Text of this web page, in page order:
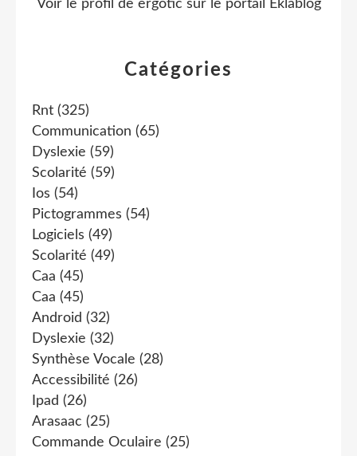
Catégories
Rnt (325)
Communication (65)
Dyslexie (59)
Scolarité (59)
Ios (54)
Pictogrammes (54)
Logiciels (49)
Scolarité (49)
Caa (45)
Caa (45)
Android (32)
Dyslexie (32)
Synthèse Vocale (28)
Accessibilité (26)
Ipad (26)
Arasaac (25)
Commande Oculaire (25)
Voir le profil de ergotic sur le portail Eklablog